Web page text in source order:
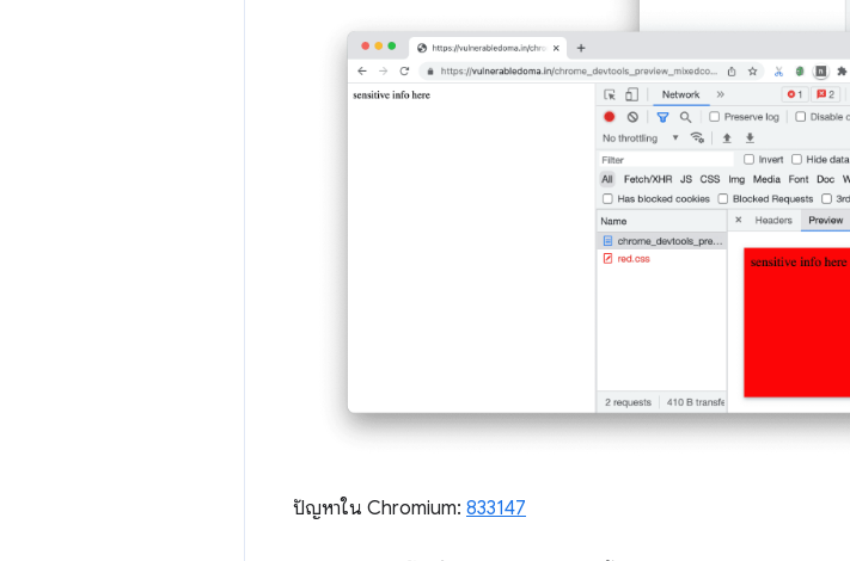
ปัญหาใน Chromium: 833147